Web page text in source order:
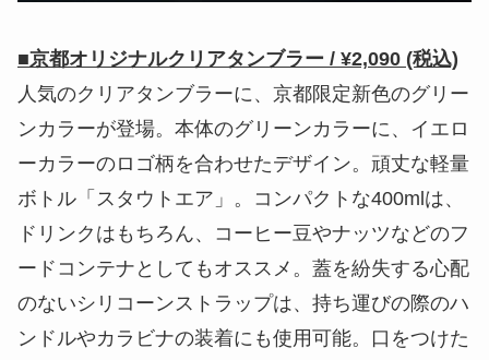
■京都オリジナルクリアタンブラー / ¥2,090 (税込)
人気のクリアタンブラーに、京都限定新色のグリー
ンカラーが登場。本体のグリーンカラーに、イエロ
ーカラーのロゴ柄を合わせたデザイン。頑丈な軽量
ボトル「スタウトエア」。コンパクトな400mlは、
ドリンクはもちろん、コーヒー豆やナッツなどのフ
ードコンテナとしてもオススメ。蓋を紛失する心配
のないシリコーンストラップは、持ち運びの際のハ
ンドルやカラビナの装着にも使用可能。口をつけた